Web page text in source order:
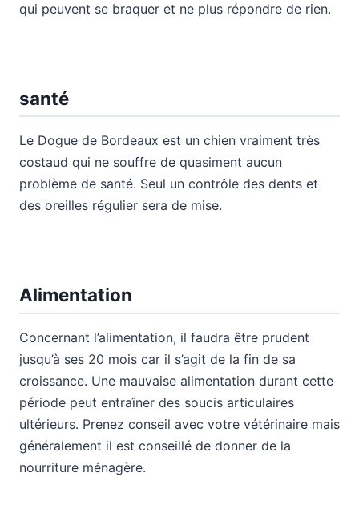
qui peuvent se braquer et ne plus répondre de rien.
santé
Le Dogue de Bordeaux est un chien vraiment très
costaud qui ne souffre de quasiment aucun
problème de santé. Seul un contrôle des dents et
des oreilles régulier sera de mise.
Alimentation
Concernant l’alimentation, il faudra être prudent
jusqu’à ses 20 mois car il s’agit de la fin de sa
croissance. Une mauvaise alimentation durant cette
période peut entraîner des soucis articulaires
ultérieurs. Prenez conseil avec votre vétérinaire mais
généralement il est conseillé de donner de la
nourriture ménagère.